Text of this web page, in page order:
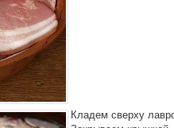
Кладем сверху